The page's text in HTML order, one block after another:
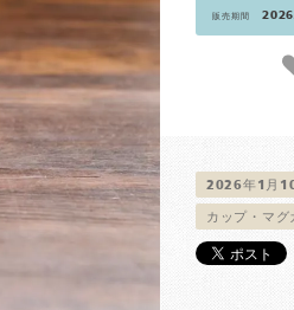
販売期間
2026年1月
カップ・マグ